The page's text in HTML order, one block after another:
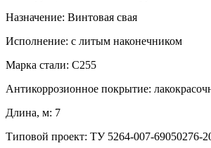
Назначение: Винтовая свая
Исполнение: с литым наконечником
Марка стали: С255
Антикоррозионное покрытие:
Длина, м: 7
Типовой проект: ТУ 5264-007-69050276-